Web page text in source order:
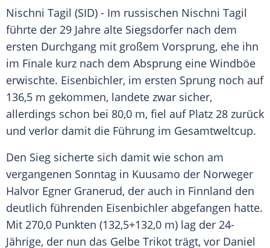
Nischni Tagil (SID) - Im russischen Nischni Tagil
führte der 29 Jahre alte Siegsdorfer nach dem
ersten Durchgang mit großem Vorsprung, ehe ihn
im Finale kurz nach dem Absprung eine Windböe
erwischte. Eisenbichler, im ersten Sprung noch auf
136,5 m gekommen, landete zwar sicher,
allerdings schon bei 80,0 m, fiel auf Platz 28 zurück
und verlor damit die Führung im Gesamtweltcup.
Den Sieg sicherte sich damit wie schon am
vergangenen Sonntag in Kuusamo der Norweger
Halvor Egner Granerud, der auch in Finnland den
deutlich führenden Eisenbichler abgefangen hatte.
Mit 270,0 Punkten (132,5+132,0 m) lag der 24-
Jährige, der nun das Gelbe Trikot trägt, vor Daniel